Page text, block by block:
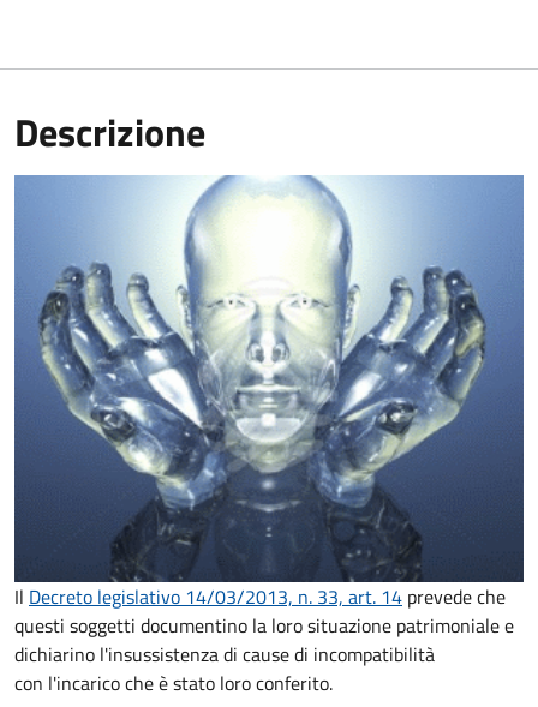
Descrizione
Il Decreto legislativo 14/03/2013, n. 33, art. 14 prevede che
questi soggetti documentino la loro situazione patrimoniale e
dichiarino l'insussistenza di cause di incompatibilità
con l'incarico che è stato loro conferito.